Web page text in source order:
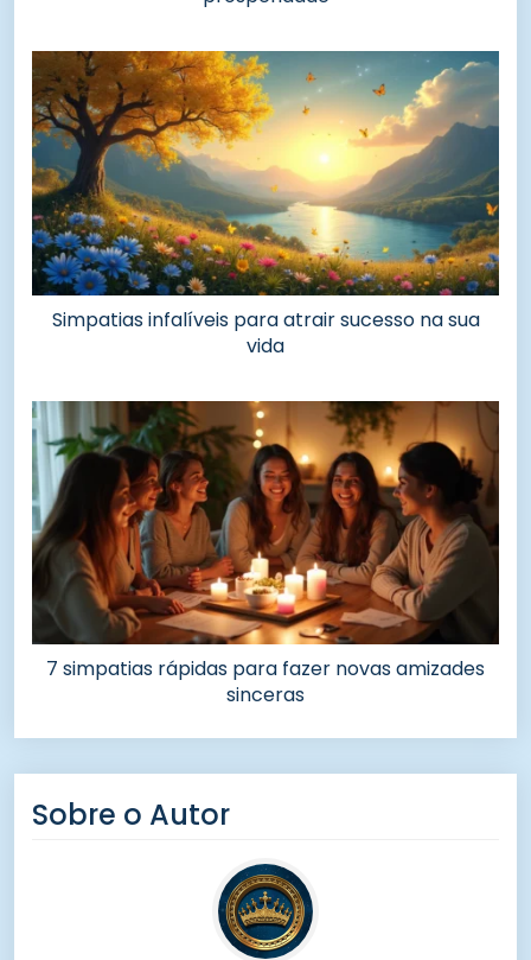
Simpatias infalíveis para atrair sucesso na sua
vida
7 simpatias rápidas para fazer novas amizades
sinceras
Sobre o Autor